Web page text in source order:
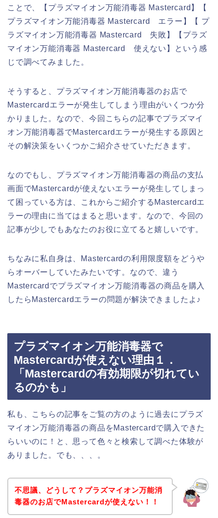
ことで、【プラズマイオン万能消毒器 Mastercard】【
プラズマイオン万能消毒器 Mastercard エラー】【 プ
ラズマイオン万能消毒器 Mastercard 失敗】【プラズ
マイオン万能消毒器 Mastercard 使えない】という感
じで調べてみました。
そうすると、プラズマイオン万能消毒器のお店で
Mastercardエラーが発生してしまう理由がいくつか分
かりました。なので、今回こちらの記事でプラズマイ
オン万能消毒器でMastercardエラーが発生する原因と
その解決策をいくつかご紹介させていただきます。
なのでもし、プラズマイオン万能消毒器の商品の支払
画面でMastercardが使えないエラーが発生してしまっ
て困っている方は、これからご紹介するMastercardエ
ラーの理由に当てはまると思います。なので、今回の
記事が少しでもあなたのお役に立てると嬉しいです。
ちなみに私自身は、Mastercardの利用限度額をどうや
らオーバーしていたみたいです。なので、違う
Mastercardでプラズマイオン万能消毒器の商品を購入
したらMastercardエラーの問題が解決できましたよ♪
プラズマイオン万能消毒器で
Mastercardが使えない理由１．
「Mastercardの有効期限が切れてい
るのかも」
私も、こちらの記事をご覧の方のように過去にプラズ
マイオン万能消毒器の商品をMastercardで購入できた
らいいのに！と、思って色々と検索して調べた体験が
ありました。でも、、、。
不思議、どうして？プラズマイオン万能消
毒器のお店でMastercardが使えない！！